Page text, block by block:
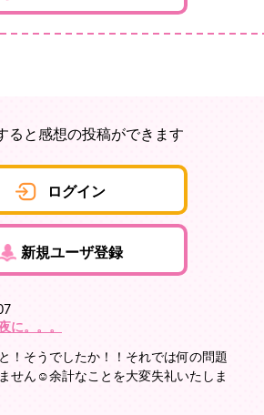
ると感想の投稿ができます
ログイン
新規ユーザ登録
に。。。
！そうでしたか！！それでは何の問題
せん☺️余計なことを大変失礼いたしま